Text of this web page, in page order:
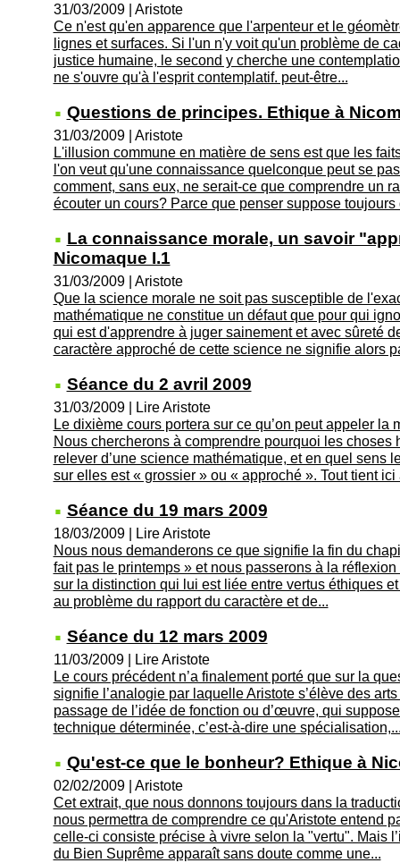
31/03/2009| Aristote
Ce n'est qu'en apparence que l'arpenteur et le
lignes et surfaces. Si l'un n'y voit qu'un problème de
justice humaine, le second y cherche une
ne s'ouvre qu'à l'esprit contemplatif. peut-être...
Questions de principes. Ethique à
31/03/2009| Aristote
L'illusion commune en matière de sens est que les
l'on veut qu'une connaissance quelconque peut se
comment, sans eux, ne serait-ce que comprendre un
écouter un cours? Parce que penser suppose toujours
La connaissance morale, un savoir
Nicomaque I.1
31/03/2009| Aristote
Que la science morale ne soit pas susceptible de
mathématique ne constitue un défaut que pour qui
qui est d'apprendre à juger sainement et avec sûreté
caractère approché de cette science ne signifie alors
Séance du 2 avril 2009
31/03/2009| Lire Aristote
Le dixième cours portera sur ce qu’on peut appeler la
Nous chercherons à comprendre pourquoi les choses
relever d’une science mathématique, et en quel sens
sur elles est « grossier » ou « approché ». Tout tient ici
Séance du 19 mars 2009
18/03/2009| Lire Aristote
Nous nous demanderons ce que signifie la fin du
fait pas le printemps » et nous passerons à la réflexion
sur la distinction qui lui est liée entre vertus éthiques
au problème du rapport du caractère et de...
Séance du 12 mars 2009
11/03/2009| Lire Aristote
Le cours précédent n’a finalement porté que sur la
signifie l’analogie par laquelle Aristote s’élève des
passage de l’idée de fonction ou d’œuvre, qui
technique déterminée, c’est-à-dire une
Qu'est-ce que le bonheur? Ethique à
02/02/2009| Aristote
Cet extrait, que nous donnons toujours dans la
nous permettra de comprendre ce qu'Aristote entend
celle-ci consiste précise à vivre selon la "vertu". Mais
du Bien Suprême apparaît sans doute comme une...